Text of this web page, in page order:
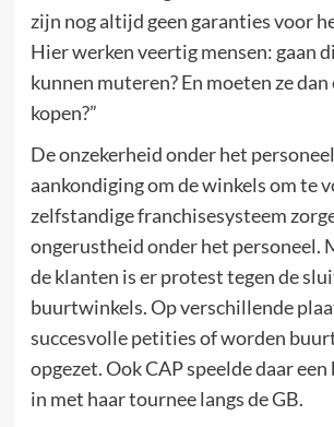
zijn nog altijd geen garanties voor
Hier werken veertig mensen: gaan
kunnen muteren? En moeten ze
kopen?”
De onzekerheid onder het
aankondiging om de winkels om te
zelfstandige franchisesysteem
ongerustheid onder het personeel.
de klanten is er protest tegen de
buurtwinkels. Op verschillende
succesvolle petities of worden
opgezet. Ook CAP speelde daar
in met haar tournee langs de GB.